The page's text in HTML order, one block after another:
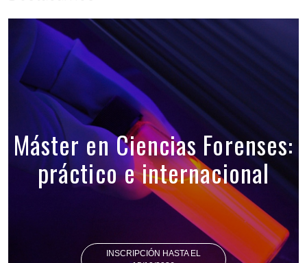
Máster en Ciencias Forenses:
práctico e internacional
INSCRIPCIÓN HASTA EL